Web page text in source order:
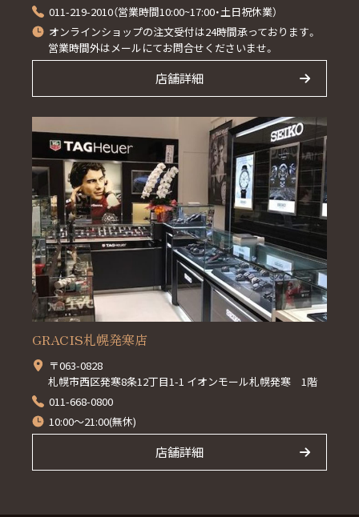
011-219-2010（営業時間10:00~17:00・土日祝休業）
オンラインショップの注文受付は24時間承っております。
営業時間外はメールにてお問合せくださいませ。
店舗詳細
GRACIS札幌発寒店
〒063-0828
札幌市西区発寒8条12丁目1-1 イオンモール札幌発寒 1階
011-668-0800
10:00～21:00(無休)
店舗詳細